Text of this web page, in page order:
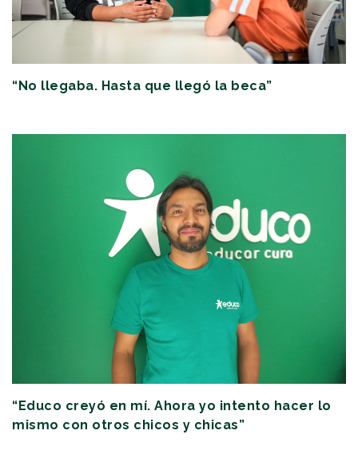
“No llegaba. Hasta que llegó la beca”
“Educo creyó en mí. Ahora yo intento hacer lo
mismo con otros chicos y chicas”